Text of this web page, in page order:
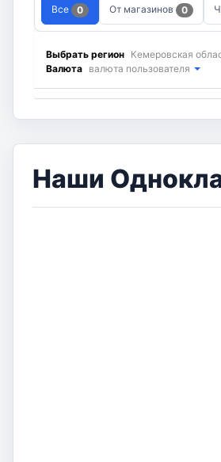
Все 0 От магазинов 0
Выбрать регион Кемеровская
Валюта валюта пользователя
Наши